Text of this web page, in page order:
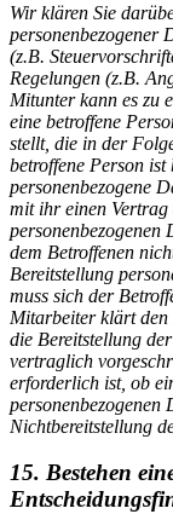
Wir klären Sie
personenbezogener
(z.B.
Regelungen (z.B.
Mitunter kann es zu
eine betroffene
stellt, die in der
betroffene Person
personenbezogene
mit ihr einen
personenbezogenen
dem Betroffenen
Bereitstellung
muss sich der
Mitarbeiter klärt den
die Bereitstellung
vertraglich
erforderlich ist, ob
personenbezogenen
Nichtbereitstellung
15. Bestehen